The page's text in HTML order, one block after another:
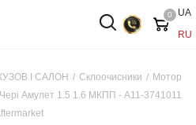
UA
RU
0
І САЛОН / Склоочисники / Мотор
Чері Амулет 1.5 1.6 МКПП - A11-3741011